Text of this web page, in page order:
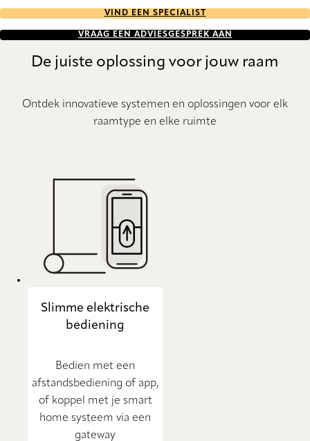
VIND EEN SPECIALIST
VRAAG EEN ADVIESGESPREK AAN
De juiste oplossing voor jouw raam
Ontdek innovatieve systemen en oplossingen voor elk
raamtype en elke ruimte
Slimme elektrische
bediening
Bedien met een
afstandsbediening of app,
of koppel met je smart
home systeem via een
gateway